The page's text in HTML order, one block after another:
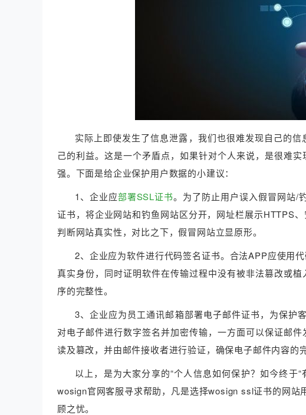
实际上即使发生了信息泄露，我们也很难发现自己的
己的利益。这是一个矛盾点，如果针对个人来说，是很难
强。下面是给企业保护用户数据的小建议：
1、企业应部署SSL证书。为了防止用户误入假冒网站/
证书，将企业网站和钓鱼网站区分开，网址栏展示HTTPS
判断网站真实性，对比之下，假冒网站立显原形。
2、企业应为软件进行代码签名证书。合法APP应使用
真实身份，同时证明软件在传输过程中没有被非法篡改或
序的完整性。
3、企业应为员工通讯邮箱部署电子邮件证书，为保护
对电子邮件进行数字签名并加密传输，一方面可以保证邮
读及篡改，并由邮件接收者进行验证，确保电子邮件内容的完
以上，是为大家分享的“个人信息如何保护？如今终于
wosign官网客服寻求帮助，凡是选择wosign ssl证书的网站
顾之忧。